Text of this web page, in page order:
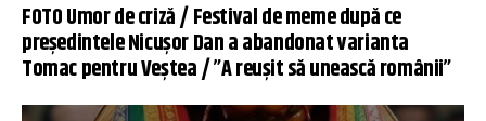
FOTO Umor de criză / Festival de meme după ce
președintele Nicușor Dan a abandonat varianta
Tomac pentru Veștea / ”A reușit să unească românii”